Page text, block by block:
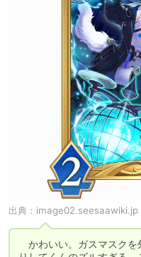
出典： image02.seesaawiki.jp
かわいい。ガスマスクを